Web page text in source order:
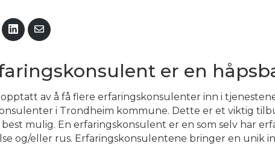
Share
on
Share
via
er en
opptatt av å få flere erfaringskonsulenter inn i
i Trondheim kommune. Dette er et viktig
best mulig. En erfaringskonsulent er en som selv har
og/eller rus. Erfaringskonsulentene bringer en unik